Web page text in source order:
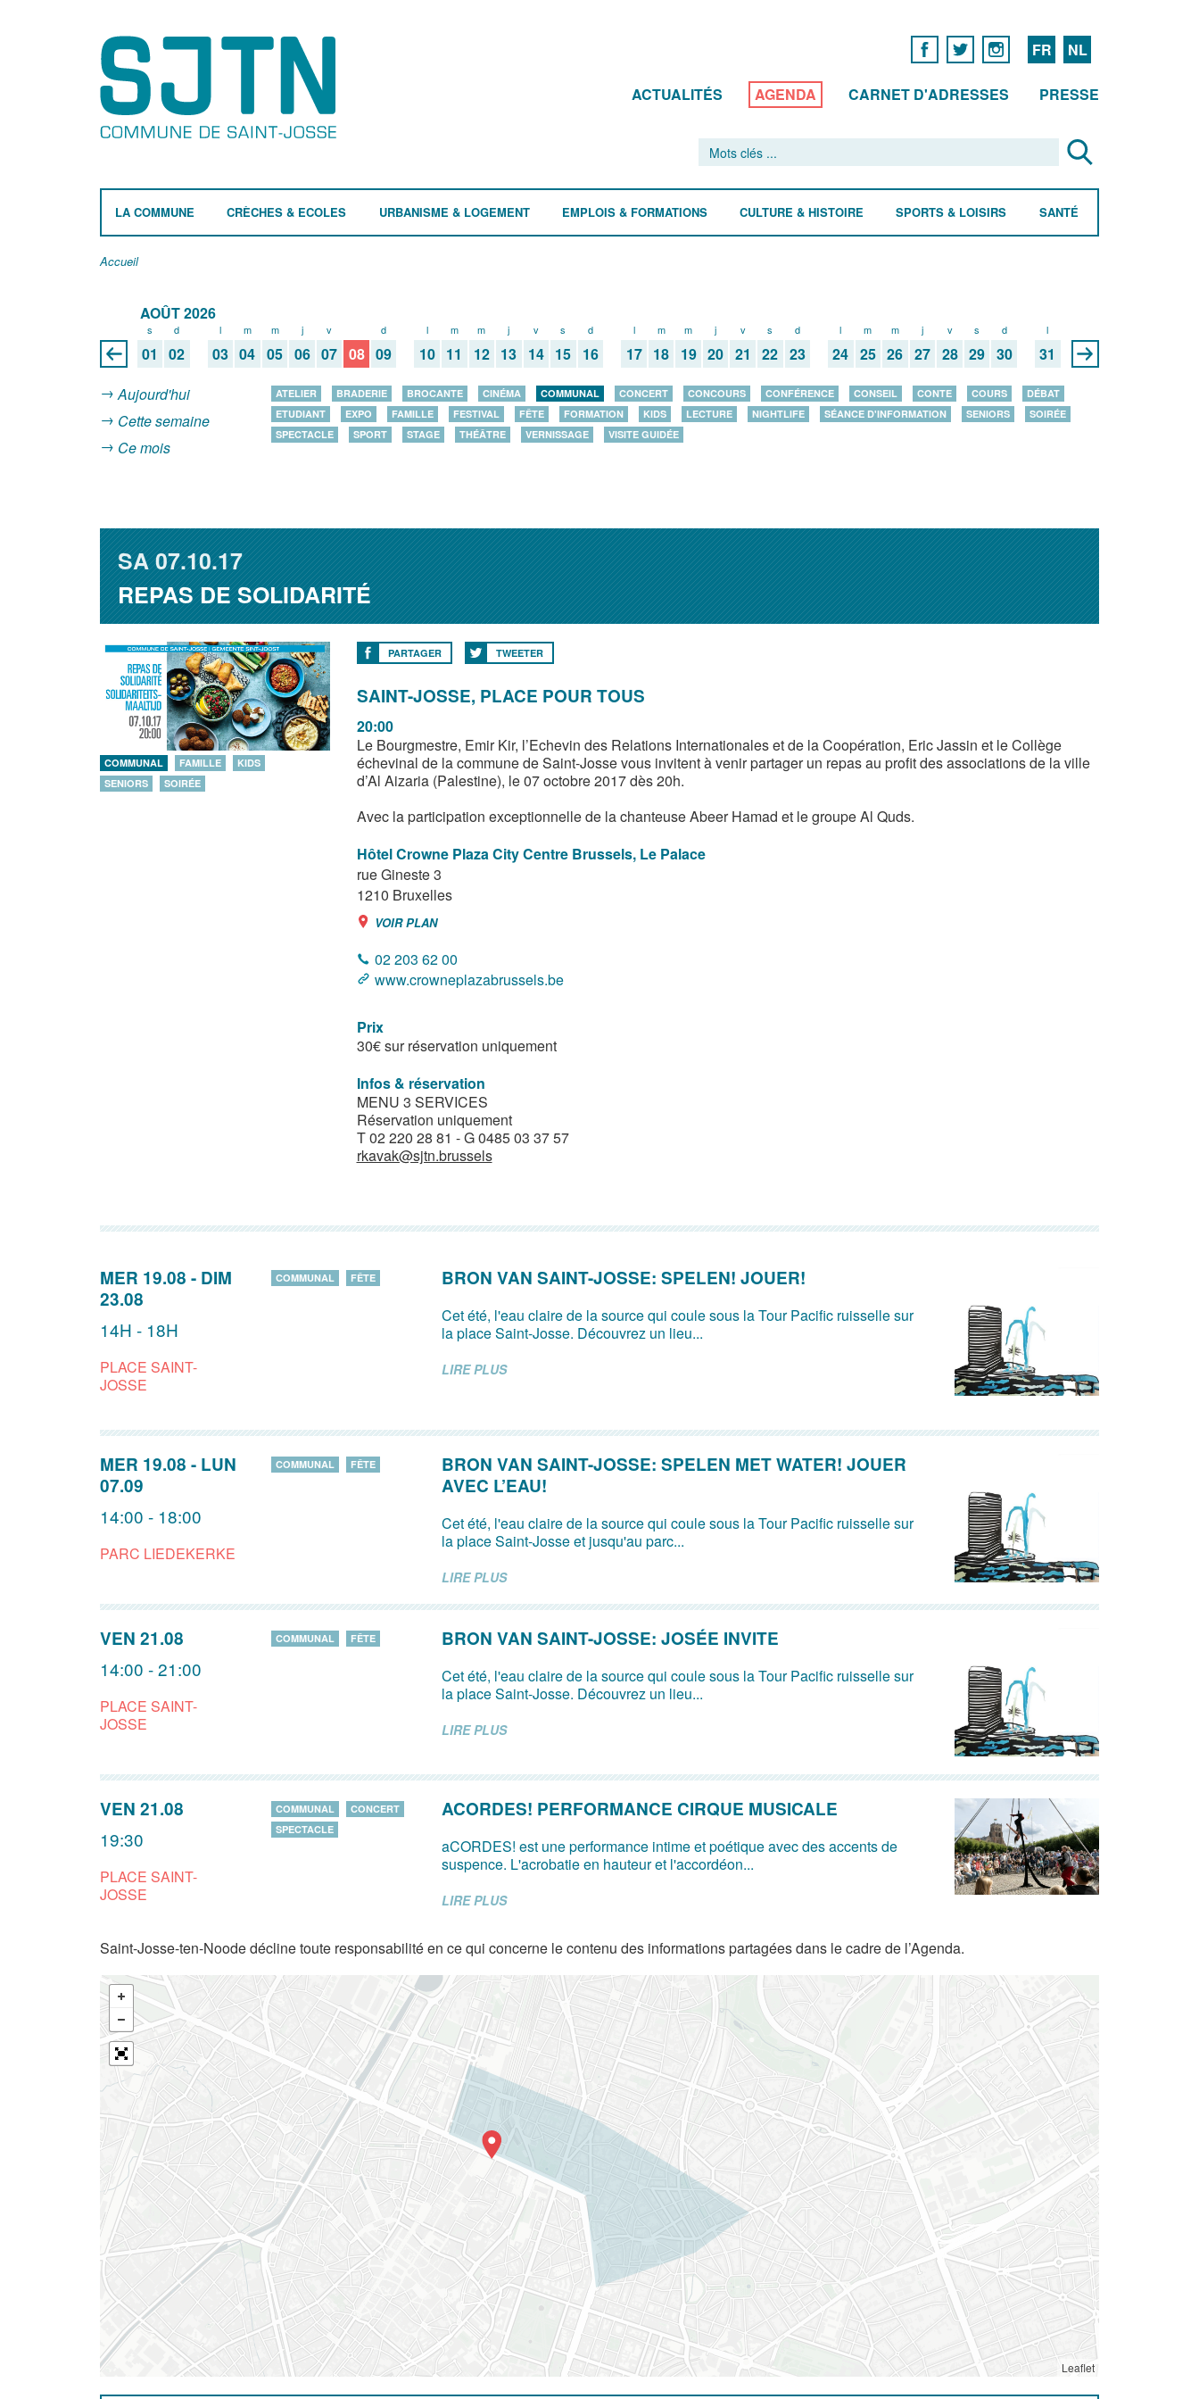
FR NL
ACTUALITÉS AGENDA CARNET D'ADRESSES PRESSE
LA COMMUNE CRÈCHES & ECOLES URBANISME & LOGEMENT EMPLOIS & FORMATIONS CULTURE & HISTOIRE SPORTS & LOISIRS SANTÉ
Accueil
AOÛT 2026
s
01
d
02
l
03
m
04
m
05
j
06
v
07 08
d
09
l
10
m
11
m
12
j
13
v
14
s
15
d
16
l
17
m
18
m
19
j
20
v
21
s
22
d
23
l
24
m
25
m
26
j
27
v
28
s
29
d
30
l
31
Aujourd'hui
Cette semaine
Ce mois
ATELIER BRADERIE BROCANTE CINÉMA COMMUNAL CONCERT CONCOURS CONFÉRENCE CONSEIL CONTE COURS
DÉBAT
ETUDIANT
EXPO FAMILLE FESTIVAL FÊTE FORMATION KIDS LECTURE NIGHTLIFE SÉANCE D'INFORMATION SENIORS
SOIRÉE
SPECTACLE
SPORT STAGE THÉÂTRE VERNISSAGE VISITE GUIDÉE
SA07.10.17
REPAS DE SOLIDARITÉ
COMMUNAL FAMILLE
KIDS
SENIORS
SOIRÉE
PARTAGER TWEETER
SAINT-JOSSE, PLACE POUR TOUS
20:00
Le Bourgmestre, Emir Kir, l’Echevin des Relations Internationales et de la Coopération, Eric Jassin et le Collège
échevinal de la commune de Saint-Josse vous invitent à venir partager un repas au profit des associations de la ville
d’Al Aizaria (Palestine), le 07 octobre 2017 dès 20h.
Avec la participation exceptionnelle de la chanteuse Abeer Hamad et le groupe Al Quds.
Hôtel Crowne Plaza City Centre Brussels, Le Palace
rue Gineste 3
1210 Bruxelles
VOIR PLAN
02 203 62 00
www.crowneplazabrussels.be
Prix
30€ sur réservation uniquement
Infos & réservation
MENU 3 SERVICES
Réservation uniquement
T 02 220 28 81 - G 0485 03 37 57
rkavak@sjtn.brussels
MER 19.08 - DIM
23.08
14H - 18H
PLACE SAINT-
JOSSE
COMMUNAL FÊTE BRON VAN SAINT-JOSSE: SPELEN! JOUER!
Cet été, l'eau claire de la source qui coule sous la Tour Pacific ruisselle sur
la place Saint-Josse. Découvrez un lieu...
LIRE PLUS
MER 19.08 - LUN
07.09
14:00 - 18:00
PARC LIEDEKERKE
COMMUNAL FÊTE
BRON VAN SAINT-JOSSE: SPELEN MET WATER! JOUER
AVEC L’EAU!
Cet été, l'eau claire de la source qui coule sous la Tour Pacific ruisselle sur
la place Saint-Josse et jusqu'au parc...
LIRE PLUS
VEN 21.08
14:00 - 21:00
PLACE SAINT-
JOSSE
COMMUNAL FÊTE BRON VAN SAINT-JOSSE: JOSÉE INVITE
Cet été, l'eau claire de la source qui coule sous la Tour Pacific ruisselle sur
la place Saint-Josse. Découvrez un lieu...
LIRE PLUS
VEN 21.08
19:30
PLACE SAINT-
JOSSE
COMMUNAL
CONCERT
SPECTACLE
ACORDES! PERFORMANCE CIRQUE MUSICALE
aCORDES! est une performance intime et poétique avec des accents de
suspence. L'acrobatie en hauteur et l'accordéon...
LIRE PLUS
Saint-Josse-ten-Noode décline toute responsabilité en ce qui concerne le contenu des informations partagées dans le cadre de l’Agenda.
Leaflet